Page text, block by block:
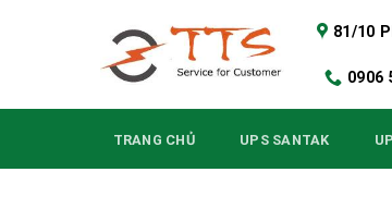
81/10
0906
TRANG CHỦ UPS SANTAK